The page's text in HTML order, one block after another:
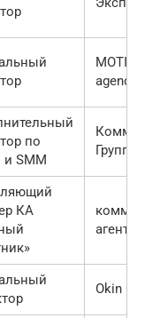
MOTIVE
по
и SMM
Группа
КА
Okin